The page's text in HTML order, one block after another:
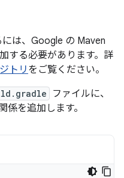
は、Google の Maven
する必要があります。詳
トリ をご覧ください。
ファイルに、
を追加します。